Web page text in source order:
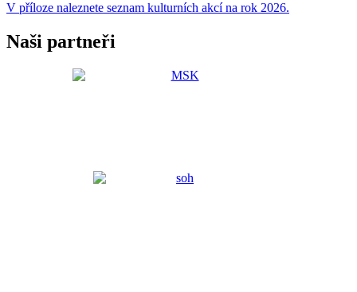
V příloze naleznete seznam kulturních akcí na rok 2026.
Naši partneři